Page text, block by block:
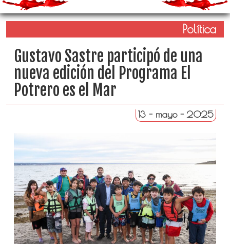
Política
Gustavo Sastre participó de una
nueva edición del Programa El
Potrero es el Mar
13 - mayo - 2025